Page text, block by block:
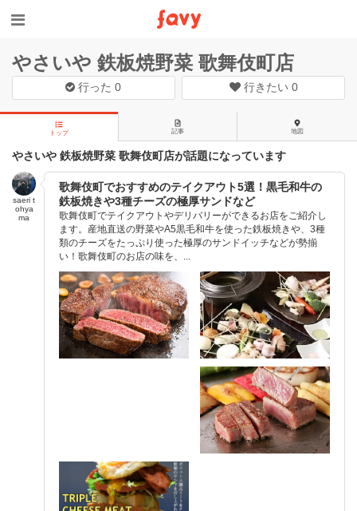
やさいや 鉄板焼野菜 歌舞伎町店
行った0 行きたい 0
トップ 記事 地図
やさいや 鉄板焼野菜 歌舞伎町店が話題になっています
saeri t
ohya
ma
歌舞伎町でおすすめのテイクアウト5選！黒毛和牛の
鉄板焼きや3種チーズの極厚サンドなど
歌舞伎町でテイクアウトやデリバリーができるお店をご紹介し
ます。産地直送の野菜やA5黒毛和牛を使った鉄板焼きや、3種
類のチーズをたっぷり使った極厚のサンドイッチなどが勢揃
い！歌舞伎町のお店の味を、...